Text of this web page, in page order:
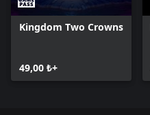
Kingdom Two Crowns
49,00 ₺+